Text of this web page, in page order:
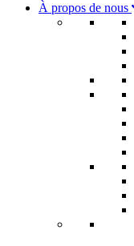
À propos de nous